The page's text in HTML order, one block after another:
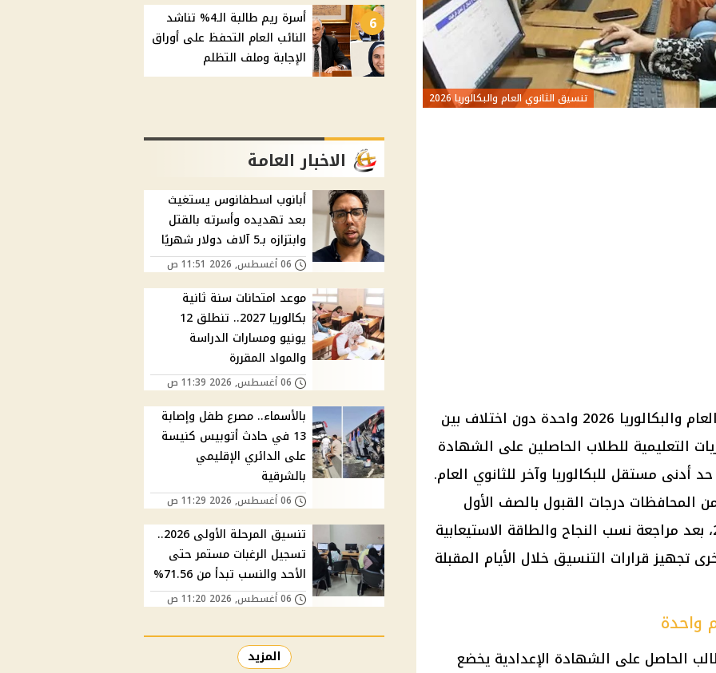
تنسيق الثانوي العام والبكالوريا 2026
درجات القبول في تنسيق الثانوي العام والبكالوريا 2026 واحدة دون اختلاف بين
التعليمية للطلاب الحاصلين على الشهادة
أدنى مستقل للبكالوريا وآخر للثانوي العام.
المحافظات درجات القبول بالصف الأول
الثانوي للعام الدراسي 2026/2027، بعد مراجعة نسب النجاح والطاقة الاستيعابية
تجهيز قرارات التنسيق خلال الأيام المقبلة
واحدة
الحاصل على الشهادة الإعدادية يخضع
6
أسرة ريم طالبة الـ4% تناشد
النائب العام التحفظ على أوراق
الإجابة وملف التظلم
الاخبار العامة
أبانوب اسطفانوس يستغيث
بعد تهديده وأسرته بالقتل
وابتزازه بـ5 آلاف دولار شهريًا
06 أغسطس, 2026 11:51 ص
موعد امتحانات سنة ثانية
بكالوريا 2027.. تنطلق 12
يونيو ومسارات الدراسة
والمواد المقررة
06 أغسطس, 2026 11:39 ص
بالأسماء.. مصرع طفل وإصابة
13 في حادث أتوبيس كنيسة
على الدائري الإقليمي
بالشرقية
06 أغسطس, 2026 11:29 ص
تنسيق المرحلة الأولى 2026..
تسجيل الرغبات مستمر حتى
الأحد والنسب تبدأ من 71.56%
06 أغسطس, 2026 11:20 ص
المزيد